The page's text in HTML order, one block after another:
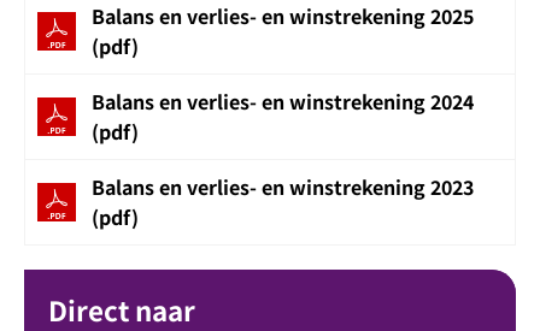
Balans en verlies- en winstrekening 2025
(pdf)
Balans en verlies- en winstrekening 2024
(pdf)
Balans en verlies- en winstrekening 2023
(pdf)
Direct naar